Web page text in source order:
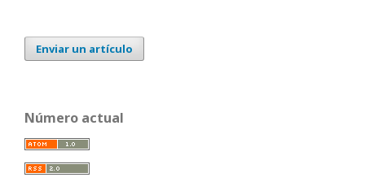
Enviar un artículo
Número actual